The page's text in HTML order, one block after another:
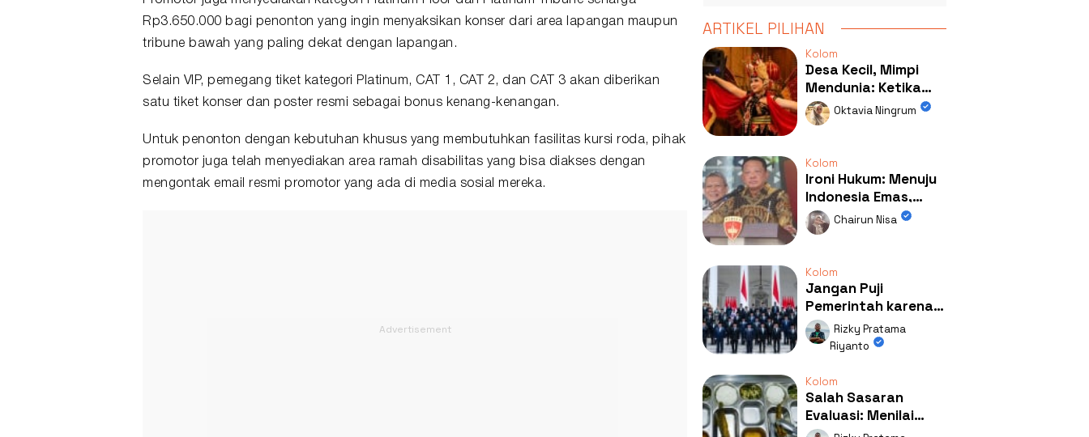
Rp3.650.000 bagi penonton yang ingin menyaksikan konser dari area lapangan maupun
tribune bawah yang paling dekat dengan lapangan.
Selain VIP, pemegang tiket kategori Platinum, CAT 1, CAT 2, dan CAT 3 akan diberikan
satu tiket konser dan poster resmi sebagai bonus kenang-kenangan.
Untuk penonton dengan kebutuhan khusus yang membutuhkan fasilitas kursi roda, pihak
promotor juga telah menyediakan area ramah disabilitas yang bisa diakses dengan
mengontak email resmi promotor yang ada di media sosial mereka.
ARTIKEL PILIHAN
Kolom
Desa Kecil, Mimpi
Mendunia: Ketika
Kolaborasi
Mengubah Wajah
Oktavia Ningrum
Kolom
Ironi Hukum: Menuju
Indonesia Emas,
Ternyata Emasnya
Ada di Rumah Febrie!
Chairun Nisa
Kolom
Jangan Puji
Pemerintah karena
Kerja: Mengapa
Publik Begitu Mudah
Rizky Pratama
Riyanto
Kolom
Salah Sasaran
Evaluasi: Menilai
Program MBG Lewat